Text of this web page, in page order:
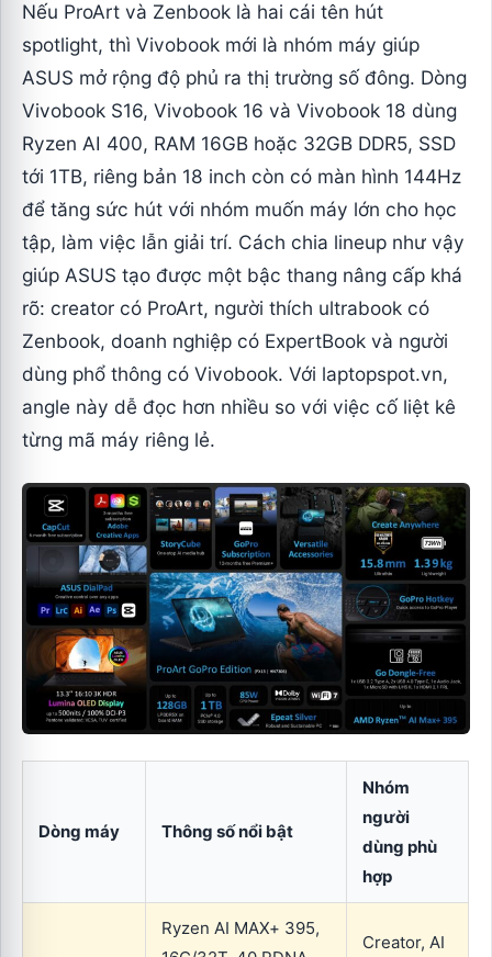
Nếu ProArt và Zenbook là hai cái tên hút
spotlight, thì Vivobook mới là nhóm máy giúp
ASUS mở rộng độ phủ ra thị trường số đông. Dòng
Vivobook S16, Vivobook 16 và Vivobook 18 dùng
Ryzen AI 400, RAM 16GB hoặc 32GB DDR5, SSD
tới 1TB, riêng bản 18 inch còn có màn hình 144Hz
để tăng sức hút với nhóm muốn máy lớn cho học
tập, làm việc lẫn giải trí. Cách chia lineup như vậy
giúp ASUS tạo được một bậc thang nâng cấp khá
rõ: creator có ProArt, người thích ultrabook có
Zenbook, doanh nghiệp có ExpertBook và người
dùng phổ thông có Vivobook. Với laptopspot.vn,
angle này dễ đọc hơn nhiều so với việc cố liệt kê
từng mã máy riêng lẻ.
Dòng máy Thông số nổi bật
Nhóm
người
dùng phù
hợp
Ryzen AI MAX+ 395,
Creator, AI